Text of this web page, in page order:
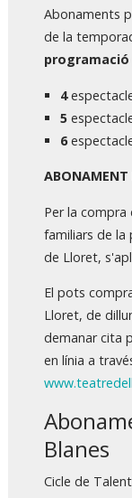
Abonaments
de la
4
5
6
ABONAMENT
Per la
familiars de
de Lloret,
El pots
Lloret, de
demanar cita
en línia a
Blanes
Cicle de